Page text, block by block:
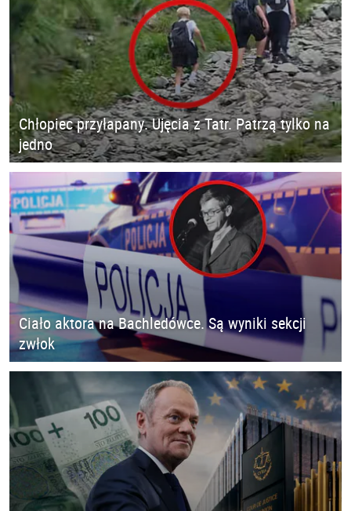
Chłopiec przyłapany. Ujęcia z Tatr. Patrzą tylko na
jedno
Ciało aktora na Bachledówce. Są wyniki sekcji
zwłok